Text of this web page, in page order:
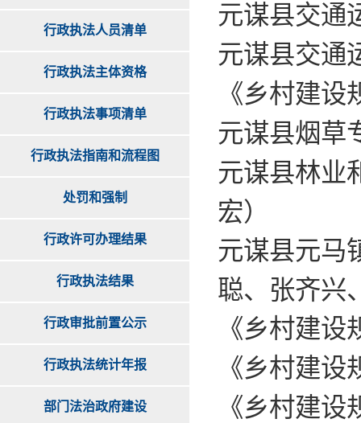
行政执法人员清单
行政执法主体资格
行政执法事项清单
行政执法指南和流程图
处罚和强制
行政许可办理结果
行政执法结果
行政审批前置公示
行政执法统计年报
部门法治政府建设
元谋县交通
元谋县交通
《乡村建
元谋县烟草
元谋县林业
宏）
元谋县元马
聪、张齐兴
《乡村建
《乡村建
《乡村建